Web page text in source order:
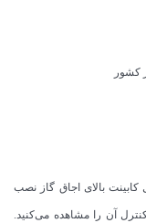
بالای اجاق گاز نصب
آن را مشاهده می‌کنید.